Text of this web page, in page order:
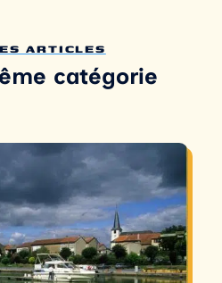
ARTICLES
catégorie